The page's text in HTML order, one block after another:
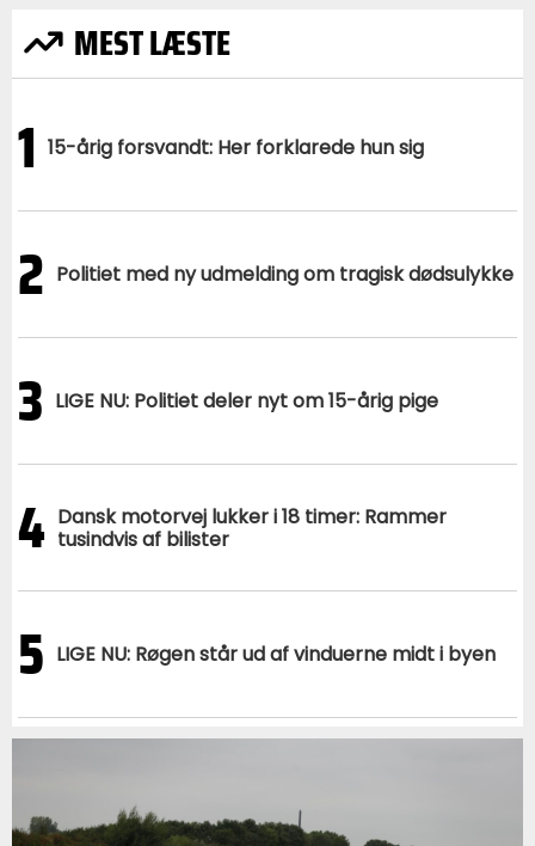
MEST LÆSTE
1 15-årig forsvandt: Her forklarede hun sig
2 Politiet med ny udmelding om tragisk dødsulykke
3 LIGE NU: Politiet deler nyt om 15-årig pige
4 Dansk motorvej lukker i 18 timer: Rammer
tusindvis af bilister
5 LIGE NU: Røgen står ud af vinduerne midt i byen